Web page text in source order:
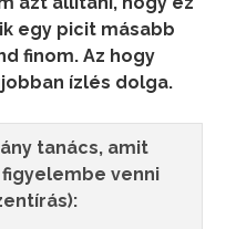
egy picit másabb
finom. Az hogy
ízlés dolga.
tanács, amit
venni